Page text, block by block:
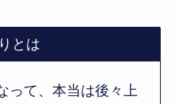
とは
って、本当は後々上